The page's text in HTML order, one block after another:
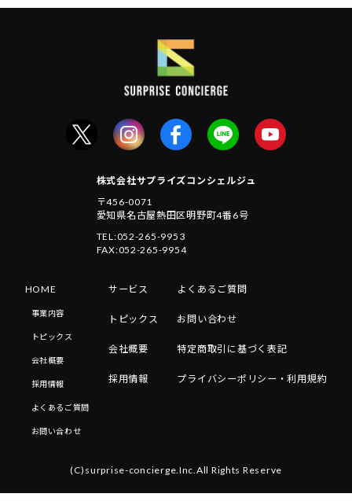
株式会社サプライズコンシェルジュ
〒456-0071
愛知県名古屋熱田区明野町4番6号
TEL:052-265-9953
FAX:052-265-9954
HOME
事業内容
トピックス
会社概要
採用情報
よくあるご質問
お問い合わせ
サービス
トピックス
会社概要
採用情報
よくあるご質問
お問い合わせ
特定商取引に基づく表記
プライバシーポリシー・利用規約
(C)surprise-concierge.Inc.All Rights Reserve